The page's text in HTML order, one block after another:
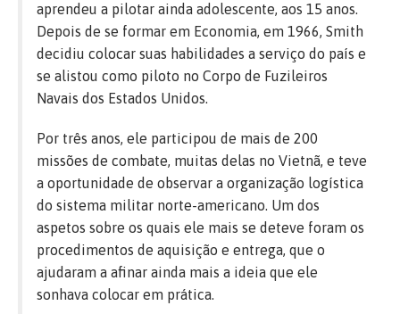
aprendeu a pilotar ainda adolescente, aos 15 anos.
Depois de se formar em Economia, em 1966, Smith
decidiu colocar suas habilidades a serviço do país e
se alistou como piloto no Corpo de Fuzileiros
Navais dos Estados Unidos.
Por três anos, ele participou de mais de 200
missões de combate, muitas delas no Vietnã, e teve
a oportunidade de observar a organização logística
do sistema militar norte-americano. Um dos
aspetos sobre os quais ele mais se deteve foram os
procedimentos de aquisição e entrega, que o
ajudaram a afinar ainda mais a ideia que ele
sonhava colocar em prática.